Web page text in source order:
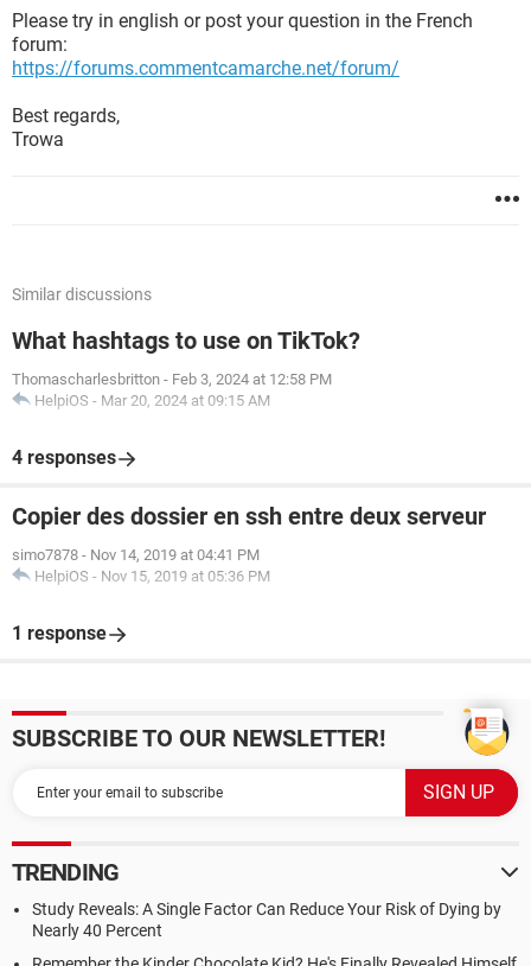
Please try in english or post your question in the French
forum:
https://forums.commentcamarche.net/forum/
Best regards,
Trowa
Similar discussions
What hashtags to use on TikTok?
Thomascharlesbritton - Feb 3, 2024 at 12:58 PM
HelpiOS - Mar 20, 2024 at 09:15 AM
4 responses
Copier des dossier en ssh entre deux serveur
simo7878 - Nov 14, 2019 at 04:41 PM
HelpiOS - Nov 15, 2019 at 05:36 PM
1 response
SUBSCRIBE TO OUR NEWSLETTER!
TRENDING
Study Reveals: A Single Factor Can Reduce Your Risk of Dying by
Nearly 40 Percent